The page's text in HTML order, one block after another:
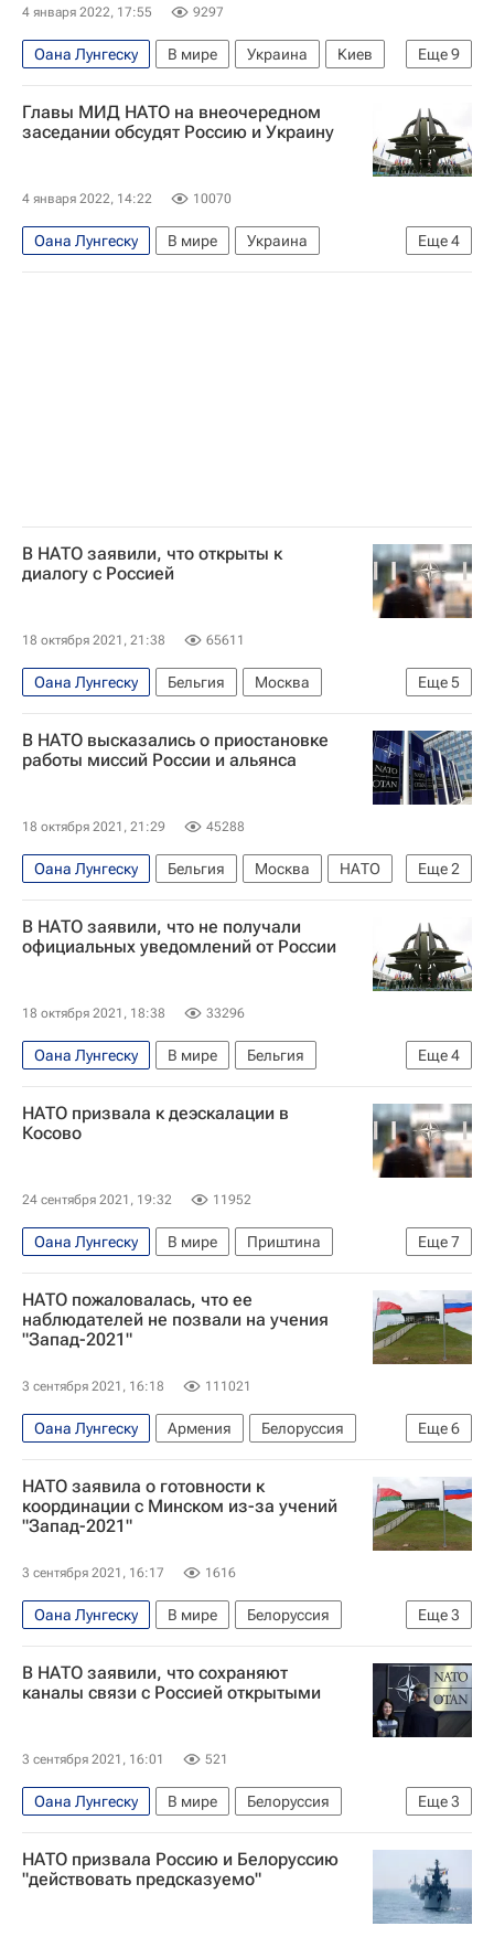
4 января 2022, 17:55 9297
Еще9
Оана Лунгеску В мире Украина
Киев
США
Сергей Рябков
НАТО
Совет Россия-НАТО
Евгений Бужинский
Россия
Главы МИД НАТО на внеочередном
заседании обсудят Россию и Украину
4 января 2022, 14:22 10070
Еще4
Оана Лунгеску В мире
Украина
Сергей Рябков
НАТО
В НАТО заявили, что открыты к
диалогу с Россией
18 октября 2021, 21:38 65611
Еще5
Оана Лунгеску Бельгия
Москва
Владимир Путин
НАТО
Сергей Лавров
Совет Россия-НАТО
Россия
В НАТО высказались о приостановке
работы миссий России и альянса
18 октября 2021, 21:29 45288
Еще2
Оана Лунгеску Бельгия Москва
НАТО
Сергей Лавров
Россия
В НАТО заявили, что не получали
официальных уведомлений от России
18 октября 2021, 18:38 33296
Еще4
Оана Лунгеску В мире
Бельгия
Москва
НАТО Сергей Лавров Россия
НАТО призвала к деэскалации в
Косово
24 сентября 2021, 19:32 11952
Еще7
Оана Лунгеску В мире
Приштина
Twitter
Белград (город) Косово
НАТО
Авто
Мирослав Лайчак Александр Вучич
НАТО пожаловалась, что ее
наблюдателей не позвали на учения
"Запад-2021"
3 сентября 2021, 16:18 111021
Еще6
Оана Лунгеску Армения
Белоруссия
Узбекистан
НАТО
ОБСЕ
Евгений Ильин
Россия
"Запад-2021" (военные учения)
НАТО заявила о готовности к
координации с Минском из-за учений
"Запад-2021"
3 сентября 2021, 16:17 1616
Еще3
Оана Лунгеску В мире
Белоруссия
НАТО
Россия
"Запад-2021" (военные учения)
В НАТО заявили, что сохраняют
каналы связи с Россией открытыми
3 сентября 2021, 16:01 521
Еще3
Оана Лунгеску В мире
Белоруссия
НАТО
Россия
"Запад-2021" (военные учения)
НАТО призвала Россию и Белоруссию
"действовать предсказуемо"